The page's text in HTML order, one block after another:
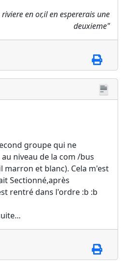
en or,il en espererais une
deuxieme"
groupe qui ne
niveau de la com /bus
marron et blanc). Cela m'est
Sectionné,après
rentré dans l'ordre :b :b